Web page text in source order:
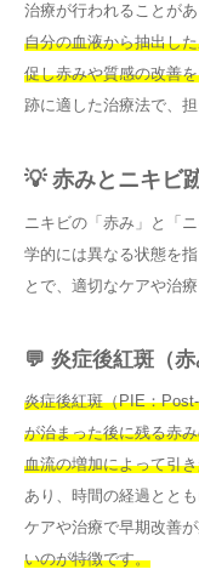
治療が行われることがあ
自分の血液から抽出し
促し赤みや質感の改善
跡に適した治療法で、
💡 赤みとニキビ
ニキビの「赤み」と「
学的には異なる状態を
とで、適切なケアや治
💬 炎症後紅斑（赤
炎症後紅斑（PIE：
が治まった後に残る赤
血流の増加によって引
あり、時間の経過とと
ケアや治療で早期改善が
いのが特徴です。